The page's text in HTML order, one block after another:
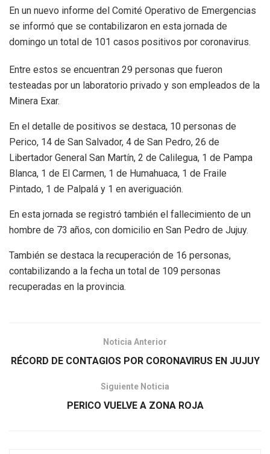
En un nuevo informe del Comité Operativo de Emergencias
se informó que se contabilizaron en esta jornada de
domingo un total de 101 casos positivos por coronavirus.
Entre estos se encuentran 29 personas que fueron
testeadas por un laboratorio privado y son empleados de la
Minera Exar.
En el detalle de positivos se destaca, 10 personas de
Perico, 14 de San Salvador, 4 de San Pedro, 26 de
Libertador General San Martín, 2 de Calilegua, 1 de Pampa
Blanca, 1 de El Carmen, 1 de Humahuaca, 1 de Fraile
Pintado, 1 de Palpalá y 1 en averiguación.
En esta jornada se registró también el fallecimiento de un
hombre de 73 años, con domicilio en San Pedro de Jujuy.
También se destaca la recuperación de 16 personas,
contabilizando a la fecha un total de 109 personas
recuperadas en la provincia.
Noticia Anterior
RÉCORD DE CONTAGIOS POR CORONAVIRUS EN JUJUY
Siguiente Noticia
PERICO VUELVE A ZONA ROJA